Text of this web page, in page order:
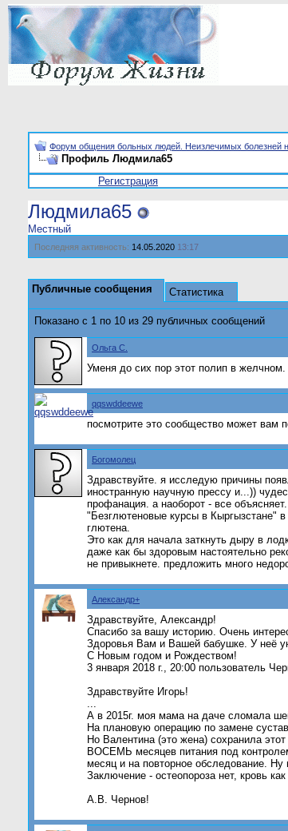
Форум общения больных людей. Неизлечимых болезней
Профиль Людмила65
Регистрация
Людмила65
Местный
Последняя активность: 14.05.2020 13:17
Публичные сообщения Статистика
Показано с 1 по 10 из 29 публичных сообщений
Ольга С.
Уменя до сих пор этот полип в
qqswddeewe
посмотрите это сообщество может вам
Богомолец
Здравствуйте. я исследую причины
иностранную научную прессу и...))
профанация. а наоборот - все
"Безглютеновые курсы в Кыргызстане"
глютена.
Это как для начала заткнуть дыру в
даже как бы здоровым настоятельно
не привыкнете. предложить много
Александр+
Здравствуйте, Александр!
Спасибо за вашу историю. Очень
Здоровья Вам и Вашей бабушке. У неё
С Новым годом и Рождеством!
3 января 2018 г., 20:00 пользователь
Здравствуйте Игорь!
...
А в 2015г. моя мама на даче сломала
На плановую операцию по замене
Но Валентина (это жена) сохранила
ВОСЕМЬ месяцев питания под
месяц и на повторное обследование. Ну
Заключение - остеопороза нет, кровь
А.В. Чернов!